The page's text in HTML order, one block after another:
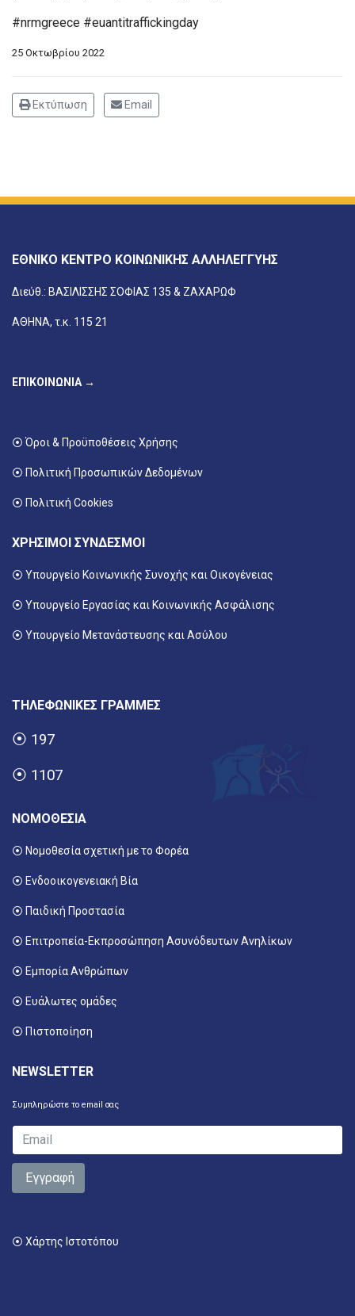
#nrmgreece #euantitraffickingday
25 Οκτωβρίου 2022
Εκτύπωση Email
ΕΘΝΙΚΟ ΚΕΝΤΡΟ ΚΟΙΝΩΝΙΚΗΣ ΑΛΛΗΛΕΓΓΥΗΣ
Διεύθ.: ΒΑΣΙΛΙΣΣΗΣ ΣΟΦΙΑΣ 135 & ΖΑΧΑΡΩΦ
ΑΘΗΝΑ, τ.κ. 115 21
ΕΠΙΚΟΙΝΩΝΙΑ →
⦿ Όροι & Προϋποθέσεις Χρήσης
⦿ Πολιτική Προσωπικών Δεδομένων
⦿ Πολιτική Cookies
ΧΡΗΣΙΜΟΙ ΣΥΝΔΕΣΜΟΙ
⦿ Υπουργείο Κοινωνικής Συνοχής και Οικογένειας
⦿ Υπουργείο Εργασίας και Κοινωνικής Ασφάλισης
⦿ Υπουργείο Μετανάστευσης και Ασύλου
ΤΗΛΕΦΩΝΙΚΕΣ ΓΡΑΜΜΕΣ
⦿ 197
⦿ 1107
ΝΟΜΟΘΕΣΙΑ
⦿ Νομοθεσία σχετική με το Φορέα
⦿ Ενδοοικογενειακή Βία
⦿ Παιδική Προστασία
⦿ Επιτροπεία-Εκπροσώπηση Ασυνόδευτων Ανηλίκων
⦿ Εμπορία Ανθρώπων
⦿ Ευάλωτες ομάδες
⦿ Πιστοποίηση
NEWSLETTER
Συμπληρώστε το email σας
Εγγραφή
⦿ Χάρτης Ιστοτόπου